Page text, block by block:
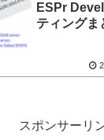
ESPr
ティングま
スポンサーリ